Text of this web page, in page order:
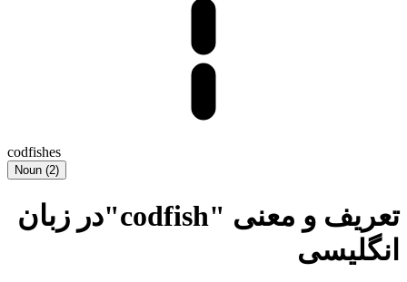
codfishes
Noun (2)
تعریف و معنی "codfish"در زبان
انگلیسی